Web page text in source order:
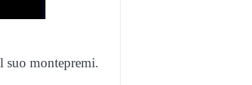
suo montepremi.